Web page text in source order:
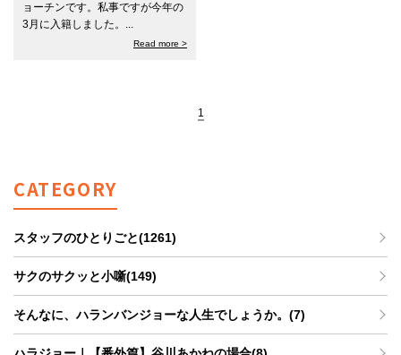
ョーチンです。私事ですが今年の
3月に入籍しました。...
Read more >
CATEGORY
スタッフのひとりごと(1261)
サクのサクッと小噺(149)
そんなに、ハランバンジョーな人生でしょうか。(7)
1